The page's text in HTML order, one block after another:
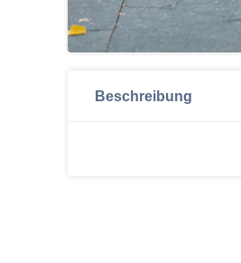
Beschreibung